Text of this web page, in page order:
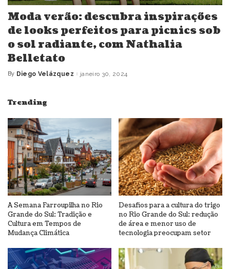
Moda verão: descubra inspirações
de looks perfeitos para picnics sob
o sol radiante, com Nathalia
Belletato
Posted
By Diego Velázquez janeiro 30, 2024
Trending
A Semana Farroupilha no Rio
Grande do Sul: Tradição e
Cultura em Tempos de
Mudança Climática
Desafios para a cultura do trigo
no Rio Grande do Sul: redução
de área e menor uso de
tecnologia preocupam setor